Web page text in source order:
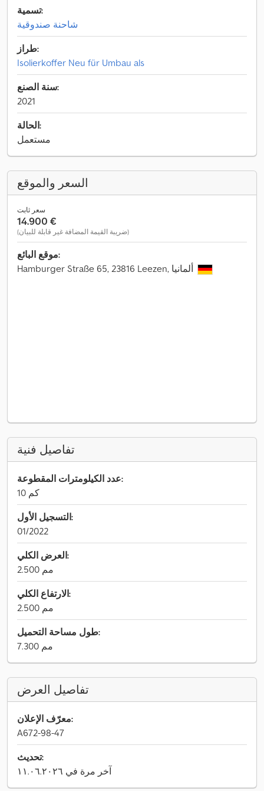
تسمية:
شاحنة صندوقية
طراز:
Isolierkoffer Neu für Umbau als
سنة الصنع:
2021
الحالة:
مستعمل
السعر والموقع
سعر ثابت
‏14.900 €
(ضريبة القيمة المضافة غير قابلة للبيان)
موقع البائع:
تفاصيل فنية
عدد الكيلومترات المقطوعة:
10 كم
التسجيل الأول:
01/2022
العرض الكلي:
2.500 مم
الارتفاع الكلي:
2.500 مم
طول مساحة التحميل:
7.300 مم
تفاصيل العرض
معرّف الإعلان:
A672-98-47
تحديث:
آخر مرة في ١١.٠٦.٢٠٢٦